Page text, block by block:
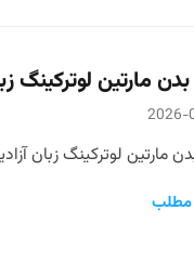
بدن مارتین لوترکینگ
2026-
مارتین لوترکینگ زبان
مطلب